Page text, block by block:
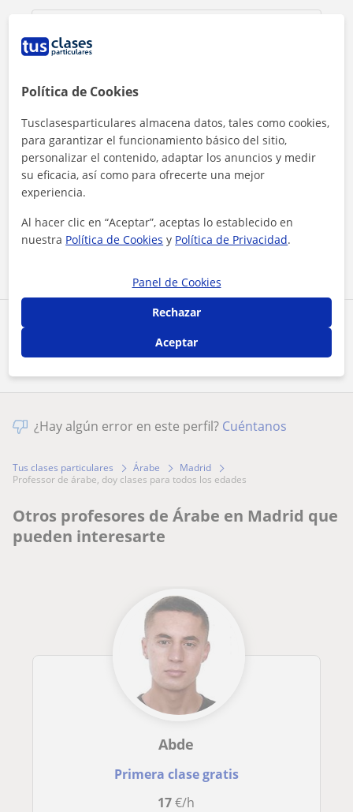
Comparte a este profesor
Al hacer clic, aceptas nuestro
Contactar ahora
¿Hay algún error en este perfil? Cuéntanos
Tus clases particulares Árabe
Madrid
professor de árabe, doy clases para todos los edades
Otros profesores de Árabe en Madrid que
pueden interesarte
Abde
Primera clase gratis
17€/h
Política de Cookies
Tusclasesparticulares almacena datos, tales como cookies,
para garantizar el funcionamiento básico del sitio,
personalizar el contenido, adaptar los anuncios y medir
su eficacia, así como para ofrecerte una mejor
experiencia.
Al hacer clic en “Aceptar”, aceptas lo establecido en
nuestra Política de Cookies y Política de Privacidad.
Panel de Cookies
Rechazar
Aceptar